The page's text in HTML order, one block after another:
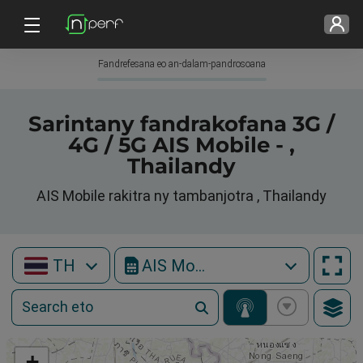
Fandrefesana eo an-dalam-pandrosoana
Sarintany fandrakofana 3G /
4G / 5G AIS Mobile - ,
Thailandy
AIS Mobile rakitra ny tambanjotra , Thailandy
TH AIS Mobile